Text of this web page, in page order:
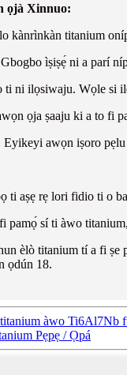
ọjà Xinnuo:
kànrìnkàn titanium
ìṣiṣẹ́ ni a parí
ti ni ilọsiwaju. Wọle si
ọja ṣaaju ki a to fi
Eyikeyi awọn iṣoro
ti aṣẹ rẹ lori fidio ti o
pamọ́ sí ti àwo
èlò titanium tí a fi
ọdún 18.
àwo Ti6Al7Nb
Pẹpẹ / Ọpá